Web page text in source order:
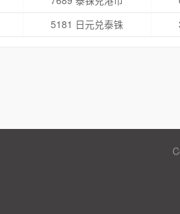
5181 日元兑泰铢